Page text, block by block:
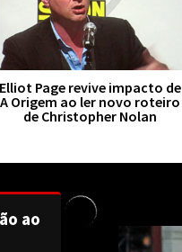
Elliot Page revive impacto de
A Origem ao ler novo roteiro
de Christopher Nolan
ao